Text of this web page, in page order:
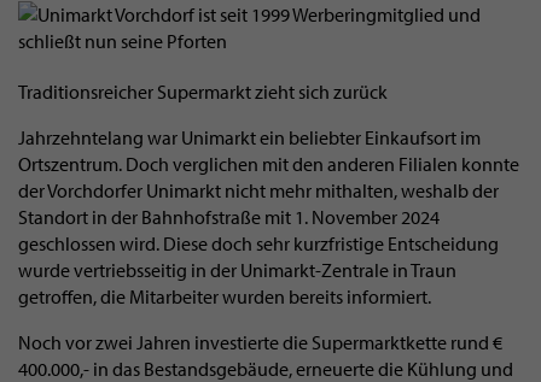
Traditionsreicher Supermarkt zieht sich zurück
Jahrzehntelang war Unimarkt ein beliebter Einkaufsort im
Ortszentrum. Doch verglichen mit den anderen Filialen konnte
der Vorchdorfer Unimarkt nicht mehr mithalten, weshalb der
Standort in der Bahnhofstraße mit 1. November 2024
geschlossen wird. Diese doch sehr kurzfristige Entscheidung
wurde vertriebsseitig in der Unimarkt-Zentrale in Traun
getroffen, die Mitarbeiter wurden bereits informiert.
Noch vor zwei Jahren investierte die Supermarktkette rund €
400.000,- in das Bestandsgebäude, erneuerte die Kühlung und